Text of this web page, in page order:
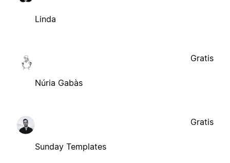
Linda
Núria Gabàs
Gratis
Sunday Templates
Gratis